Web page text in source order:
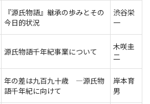
『源氏物語』継承の歩みとその
今日的状況
渋谷栄
一
源氏物語千年紀事業について
木咲圭
二
年の差は九百九十歳 ―源氏物
語千年紀に向けて
岸本育
男